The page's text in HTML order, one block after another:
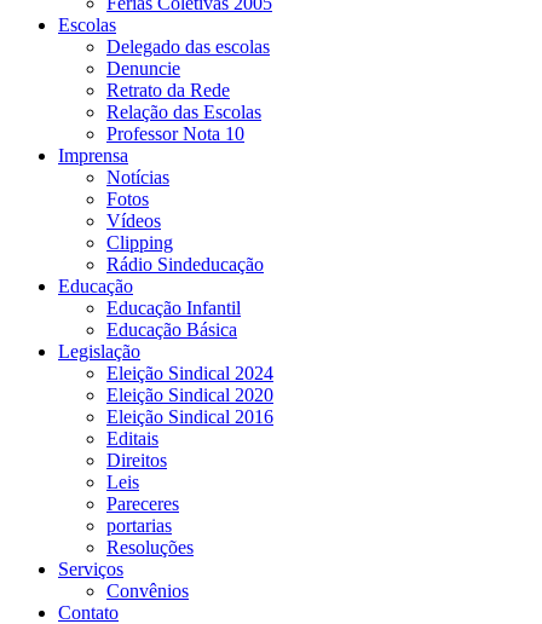
Escolas
Delegado das escolas
Denuncie
Retrato da Rede
Relação das Escolas
Professor Nota 10
Imprensa
Notícias
Fotos
Vídeos
Clipping
Rádio Sindeducação
Educação
Educação Infantil
Educação Básica
Legislação
Eleição Sindical 2024
Eleição Sindical 2020
Eleição Sindical 2016
Editais
Direitos
Leis
Pareceres
portarias
Resoluções
Serviços
Convênios
Contato